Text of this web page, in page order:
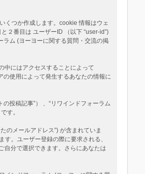
くつか作成します。cookie 情報はウェ
２番目は ユーザーID （以下 “user-id”)
ラム (ヨーヨーに関する質問・交流の掲
中にはアクセスすることによって
使用によって発生するあなたの情報に
投稿記事”） 、“リワインドフォーラム
す。
のメールアドレス”) が含まれていま
。ユーザー登録の際に要求される、
自分で選択できます。さらにあなたは